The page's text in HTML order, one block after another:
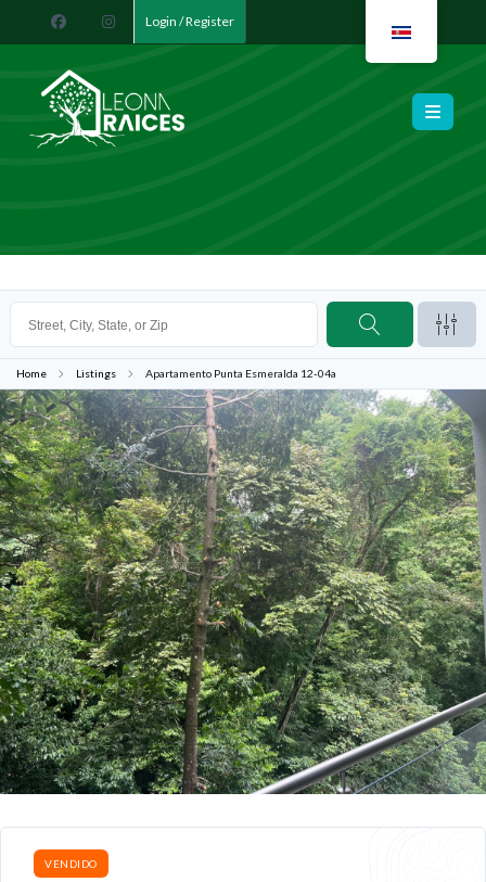
Login / Register
Leona Raíces
Home Listings Apartamento Punta Esmeralda 12-04a
VENDIDO